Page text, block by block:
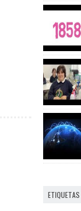
ETIQUETAS